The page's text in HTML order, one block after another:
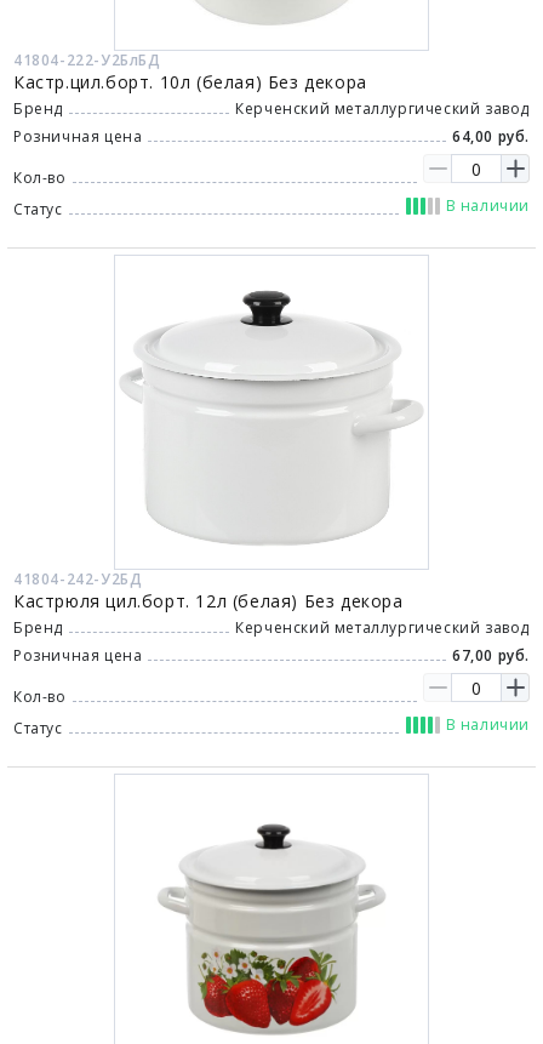
41804-222-У2БлБД
Кастр.цил.борт. 10л (белая) Без декора
Бренд
Керченский металлургический завод
Розничная цена
64,00 руб.
Кол-во
Статус
В наличии
41804-242-У2БД
Кастрюля цил.борт. 12л (белая) Без декора
Бренд
Керченский металлургический завод
Розничная цена
67,00 руб.
Кол-во
Статус
В наличии